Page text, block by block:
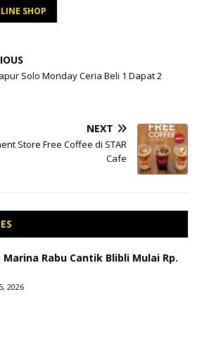
SHOP
Solo Monday Ceria Beli 1 Dapat 2
NEXT
Store Free Coffee di STAR
Cafe
Marina Rabu Cantik Blibli Mulai Rp.
2026